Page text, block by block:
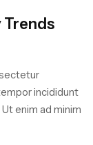
incididunt
enim ad minim